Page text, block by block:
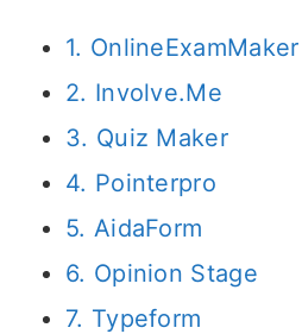
1. OnlineExamMaker
2. Involve.Me
3. Quiz Maker
4. Pointerpro
5. AidaForm
6. Opinion Stage
7. Typeform